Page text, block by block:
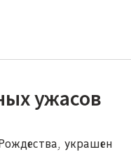
ужасов
украшен